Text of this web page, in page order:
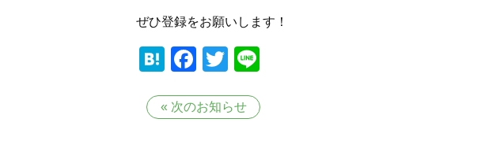
ぜひ登録をお願いします！
Hatena
Facebook
Twitter
« 次のお知らせ